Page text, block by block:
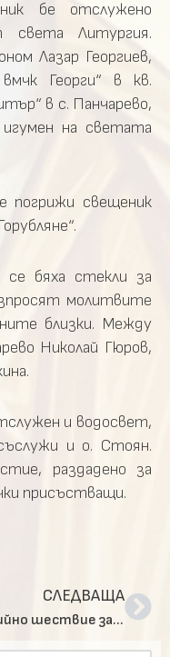
бе отслужено
света Литургия.
Лазар Георгиев,
Георги“ в кв.
в с. Панчарево,
на светата
погрижи свещеник
бяха стекли за
молитвите
близки. Между
Николай Гюров,
и водосвет,
и о. Стоян.
раздадено за
присъстващи.
СЛЕДВАЩА
Литийно шествие за храмовия празник на храм-ротонда „Св. Георги Победоносец“